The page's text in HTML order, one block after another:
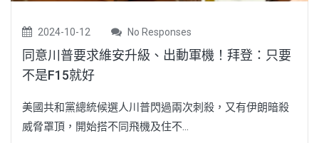
2024-10-12 No Responses
同意川普要求維安升級、出動軍機！拜登：只要
不是F15就好
美國共和黨總統候選人川普閃過兩次刺殺，又有伊朗暗殺
威脅罩頂，開始搭不同飛機及住不...